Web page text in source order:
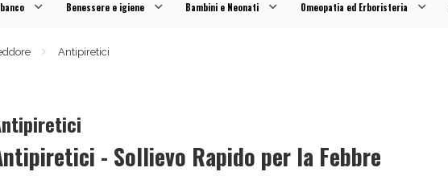
Benessere e igiene Bambini e Neonati Omeopatia ed Erboristeria
Antipiretici
- Sollievo Rapido per la Febbre